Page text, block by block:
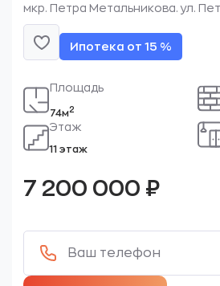
мкр. Петра Метальникова. ул.
Ипотека от 15 %
Площадь
74м2
Этаж
11 этаж
7 200 000 ₽